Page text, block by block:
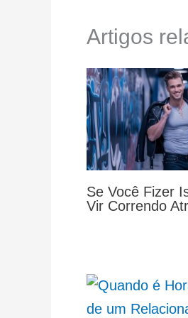
Artigos
Se Você Fizer
Vir Correndo